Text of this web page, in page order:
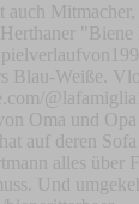
auch
"Biene
Blau-Weiße.
Oma und
auf deren
alles über
Und